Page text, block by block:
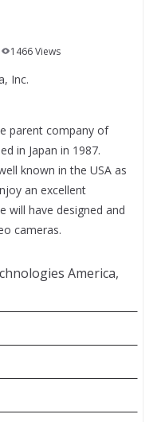
cameras
1466 Views
parent company of
in Japan in 1987.
known in the USA as
an excellent
will have designed and
cameras.
America,